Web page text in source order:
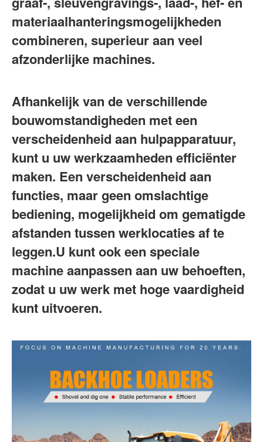
materiaalhanteringsmogelijkheden
combineren, superieur aan veel
afzonderlijke machines.
Afhankelijk van de verschillende
bouwomstandigheden met een
verscheidenheid aan hulpapparatuur,
kunt u uw werkzaamheden efficiënter
maken. Een verscheidenheid aan
functies, maar geen omslachtige
bediening, mogelijkheid om gematigde
afstanden tussen werklocaties af te
leggen.U kunt ook een speciale
machine aanpassen aan uw behoeften,
zodat u uw werk met hoge vaardigheid
kunt uitvoeren.